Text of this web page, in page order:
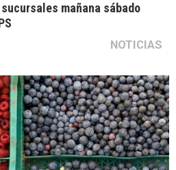
mañana sábado
NOTICIAS